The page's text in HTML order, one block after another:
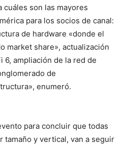
cuáles son las mayores
para los socios de canal:
de hardware «donde el
market share», actualización
6, ampliación de la red de
de
enumeró.
para concluir que todas
tamaño y vertical, van a seguir